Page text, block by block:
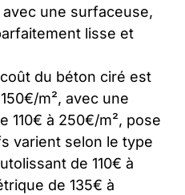
une surfaceuse,
lisse et
du béton ciré est
m², avec une
110€ à 250€/m², pose
varient selon le type
de 110€ à
de 135€ à